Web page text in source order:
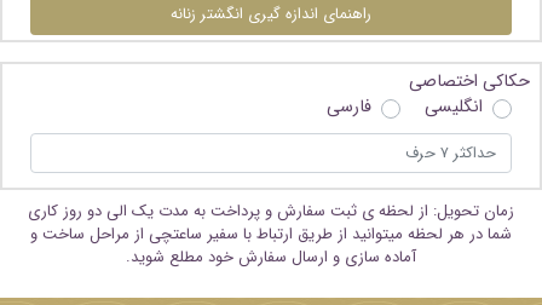
راهنمای اندازه گیری انگشتر زنانه
حکاکی اختصاصی
انگلیسی
فارسی
زمان تحویل: از لحظه ی ثبت سفارش و پرداخت به مدت یک الی دو روز کاری
شما در هر لحظه میتوانید از طریق ارتباط با سفیر ساعتچی از مراحل ساخت و
آماده سازی و ارسال سفارش خود مطلع شوید.